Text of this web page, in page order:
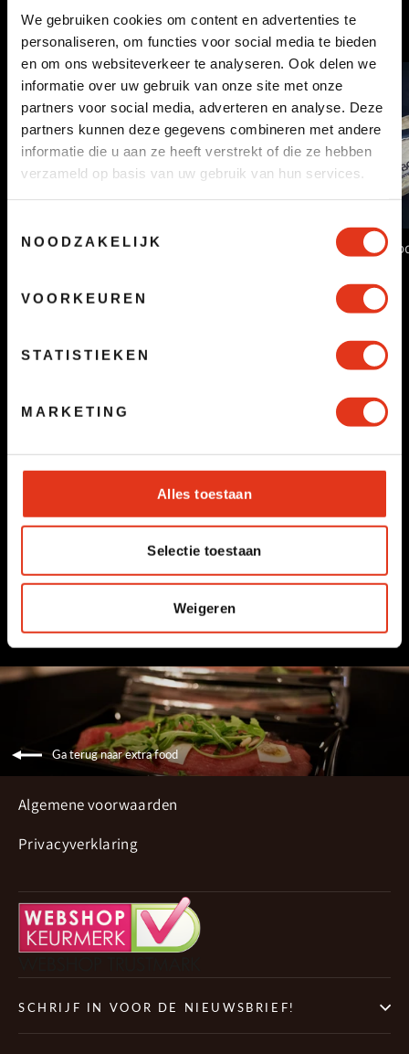
We gebruiken cookies om content en advertenties te
personaliseren, om functies voor social media te bieden
en om ons websiteverkeer te analyseren. Ook delen we
informatie over uw gebruik van onze site met onze
partners voor social media, adverteren en analyse. Deze
partners kunnen deze gegevens combineren met andere
informatie die u aan ze heeft verstrekt of die ze hebben
verzameld op basis van uw gebruik van hun services.
NOODZAKELIJK
VOORKEUREN
STATISTIEKEN
MARKETING
Alles toestaan
Selectie toestaan
Weigeren
Besteltip!
€1,00
Broodmes &
Ga terug naar extra food
Algemene voorwaarden
Privacyverklaring
SCHRIJF IN VOOR DE NIEUWSBRIEF!